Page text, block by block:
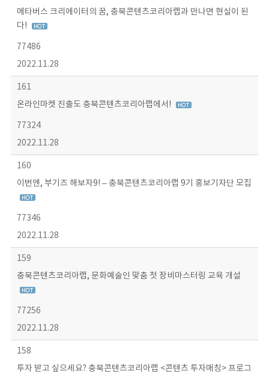
메타버스 크리에이터의 꿈, 충북콘텐츠코리아랩과 만나면 현실이 된
다!
77486
2022.11.28
161
온라인마켓 진출도 충북콘텐츠코리아랩에서!
77324
2022.11.28
160
이번엔, 부기즈 해보자9! – 충북콘텐츠코리아랩 9기 홍보기자단 모집
77346
2022.11.28
159
충북콘텐츠코리아랩, 문화예술인 맞춤 첫 장비마스터링 교육 개설
77256
2022.11.28
158
투자 받고 싶으세요? 충북콘텐츠코리아랩 <콘텐츠 투자매칭> 프로그